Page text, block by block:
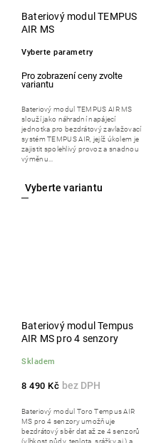
Bateriový modul TEMPUS
AIR MS
Vyberte parametry
Bateriový modul TEMPUS AIR MS
slouží jako náhradní napájecí
jednotka pro bezdrátový zavlažovací
systém TEMPUS AIR, jejíž úkolem je
zajistit spolehlivý provoz a snadnou
výměnu...
Bateriový modul Tempus
AIR MS pro 4 senzory
Skladem
8 490 Kč
Bateriový modul Toro Tempus AIR
MS pro 4 senzory umožňuje
bezdrátový sběr dat až ze 4 senzorů
(vlhkost půdy, teplota, srážky aj.) a